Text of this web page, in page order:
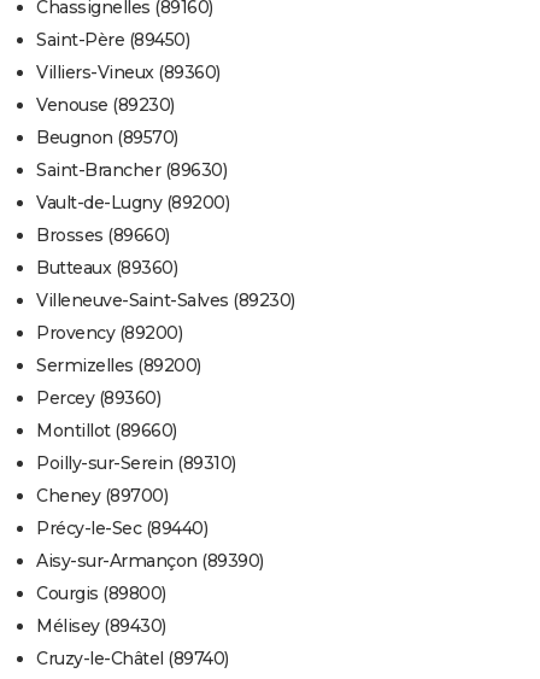
Chassignelles (89160)
Saint-Père (89450)
Villiers-Vineux (89360)
Venouse (89230)
Beugnon (89570)
Saint-Brancher (89630)
Vault-de-Lugny (89200)
Brosses (89660)
Butteaux (89360)
Villeneuve-Saint-Salves (89230)
Provency (89200)
Sermizelles (89200)
Percey (89360)
Montillot (89660)
Poilly-sur-Serein (89310)
Cheney (89700)
Précy-le-Sec (89440)
Aisy-sur-Armançon (89390)
Courgis (89800)
Mélisey (89430)
Cruzy-le-Châtel (89740)